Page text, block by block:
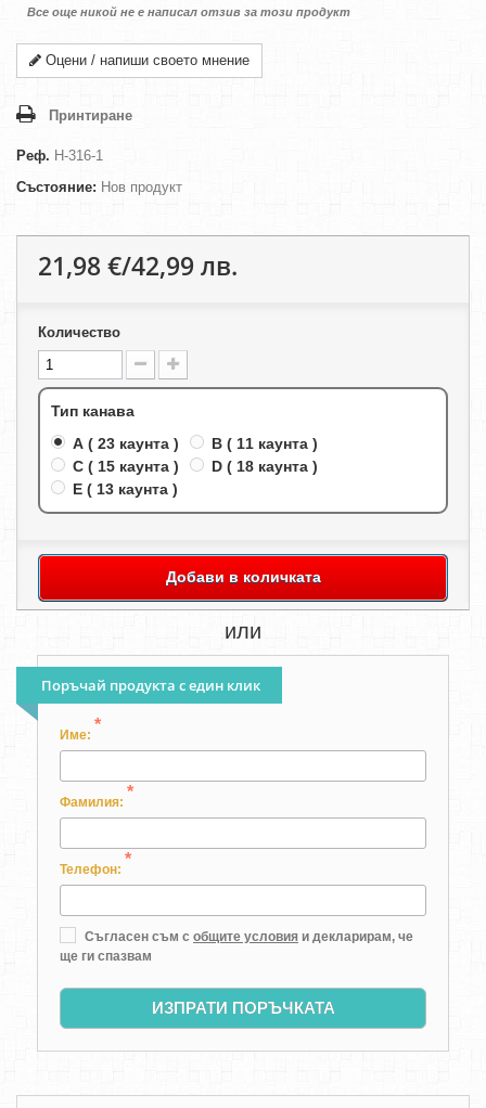
Все още никой не е написал отзив за този продукт
Оцени / напиши своето мнение
Принтиране
Реф. H-316-1
Състояние: Нов продукт
21,98 €/42,99 лв.
Количество
Тип канава
A ( 23 каунта )
B ( 11 каунта )
C ( 15 каунта )
D ( 18 каунта )
E ( 13 каунта )
Добави в количката
или
Поръчай продукта с един клик
Име:
*
Фамилия:
*
Телефон:
*
Съгласен съм с общите условия и декларирам, че
ще ги спазвам
ИЗПРАТИ ПОРЪЧКАТА